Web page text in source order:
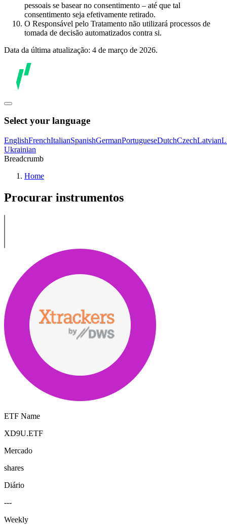
pessoais se basear no consentimento – até que tal
consentimento seja efetivamente retirado.
O Responsável pelo Tratamento não utilizará processos de
tomada de decisão automatizados contra si.
Data da última atualização: 4 de março de 2026.
Select your language
EnglishFrenchItalianSpanishGermanPortugueseDutchCzechLatvian
Ukrainian
Breadcrumb
Home
Procurar instrumentos
ETF Name
XD9U.ETF
Mercado
shares
Diário
---
Weekly